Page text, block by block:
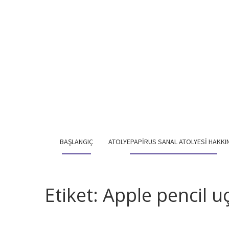
BAŞLANGIÇ ATOLYEPAPIRUS SANAL ATOLYESI
Etiket: Apple pencil